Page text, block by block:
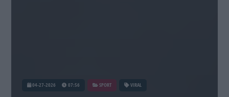
04-27-2026 07:56 SPORT VIRAL